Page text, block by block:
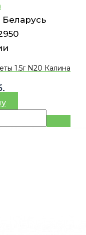
1.5г N20 Калина